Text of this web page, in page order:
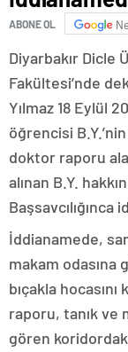
ABONE OL
Diyarbakır
Fakültesi’nde
Yılmaz 18 Eylül
öğrencisi B.Y.’nin
doktor raporu
alınan B.Y.
Başsavcılığınca
İddianamede,
makam odasına
bıçakla
raporu, tanık ve
gören